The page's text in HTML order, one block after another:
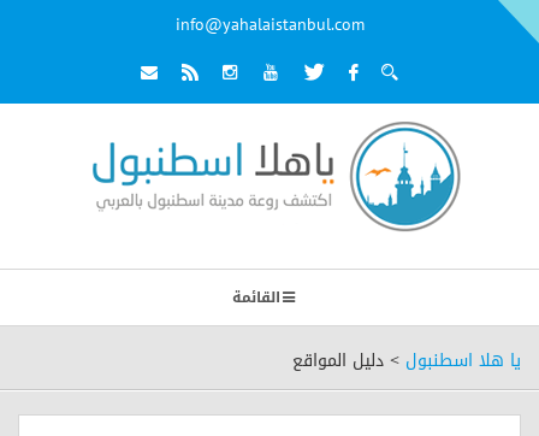
info@yahalaistanbul.com
القائمة
يا هلا اسطنبول >دليل المواقع